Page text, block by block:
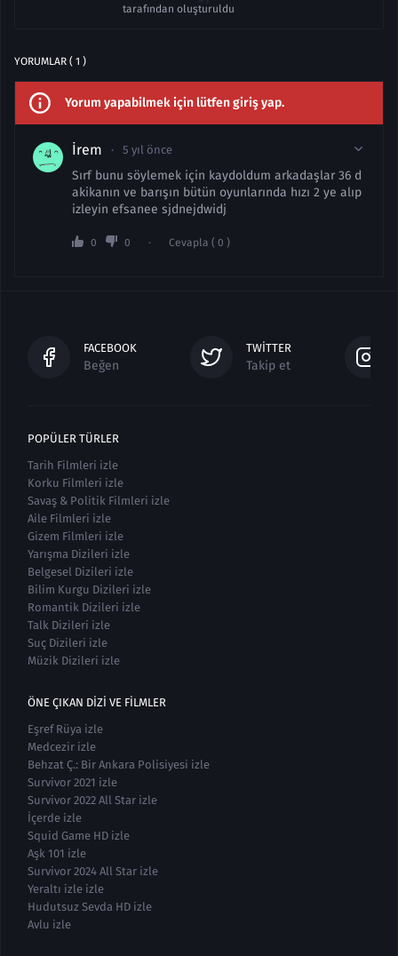
tarafından oluşturuldu
YORUMLAR ( 1 )
Yorum yapabilmek için lütfen giriş yap.
İrem 5 yıl önce
Sırf bunu söylemek için kaydoldum arkadaşlar 36 d
akikanın ve barışın bütün oyunlarında hızı 2 ye alıp
izleyin efsanee sjdnejdwidj
0 0 Cevapla ( 0 )
FACEBOOK
Beğen
TWITTER
Takip et
POPÜLER TÜRLER
Tarih Filmleri izle
Korku Filmleri izle
Savaş & Politik Filmleri izle
Aile Filmleri izle
Gizem Filmleri izle
Yarışma Dizileri izle
Belgesel Dizileri izle
Bilim Kurgu Dizileri izle
Romantik Dizileri izle
Talk Dizileri izle
Suç Dizileri izle
Müzik Dizileri izle
ÖNE ÇIKAN DIZI VE FILMLER
Eşref Rüya izle
Medcezir izle
Behzat Ç.: Bir Ankara Polisiyesi izle
Survivor 2021 izle
Survivor 2022 All Star izle
İçerde izle
Squid Game HD izle
Aşk 101 izle
Survivor 2024 All Star izle
Yeraltı izle izle
Hudutsuz Sevda HD izle
Avlu izle